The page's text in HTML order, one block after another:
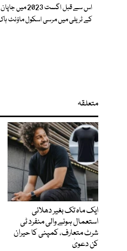
کے ٹریلی میں مرسی اسکول ماؤنٹ ہاک
متعلقہ
ایک ماہ تک بغیر دھلائی
استعمال ہونے والی منفرد ٹی
شرٹ متعارف، کمپنی کا حیران
کن دعویٰ